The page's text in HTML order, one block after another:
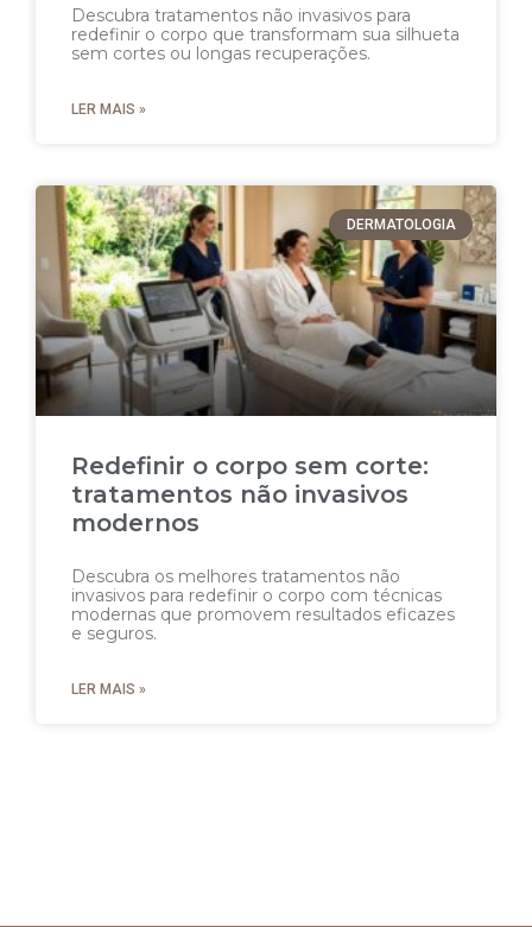
Descubra tratamentos não invasivos para
redefinir o corpo que transformam sua silhueta
sem cortes ou longas recuperações.
LER MAIS »
DERMATOLOGIA
Redefinir o corpo sem corte:
tratamentos não invasivos
modernos
Descubra os melhores tratamentos não
invasivos para redefinir o corpo com técnicas
modernas que promovem resultados eficazes
e seguros.
LER MAIS »